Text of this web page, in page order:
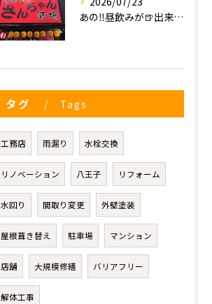
あの‼️昼飲みが🍺出来る😍✨
タグ Tags
工務店 雨漏り 水栓交換
リノベーション 八王子 リフォーム
水回り 間取り変更 外壁塗装
屋根葺き替え 駐車場 マンション
店舗 大規模修繕 バリアフリー
解体工事